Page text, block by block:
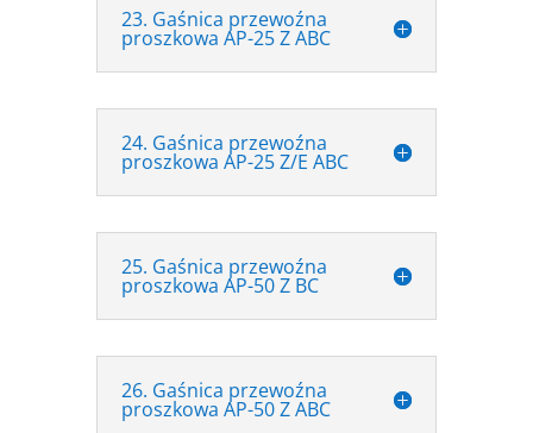
23. Gaśnica przewoźna
proszkowa AP-25 Z ABC
24. Gaśnica przewoźna
proszkowa AP-25 Z/E ABC
25. Gaśnica przewoźna
proszkowa AP-50 Z BC
26. Gaśnica przewoźna
proszkowa AP-50 Z ABC